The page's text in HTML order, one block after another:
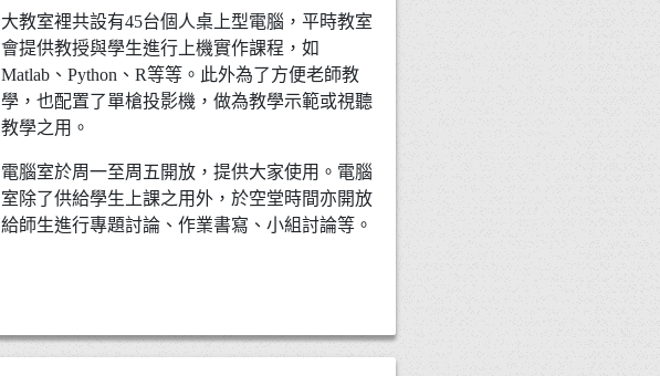
大教室裡共設有45台個人桌上型電腦，平時教室
會提供教授與學生進行上機實作課程，如
Matlab、Python、R等等。此外為了方便老師教
學，也配置了單槍投影機，做為教學示範或視聽
教學之用。
電腦室於周一至周五開放，提供大家使用。電腦
室除了供給學生上課之用外，於空堂時間亦開放
給師生進行專題討論、作業書寫、小組討論等。